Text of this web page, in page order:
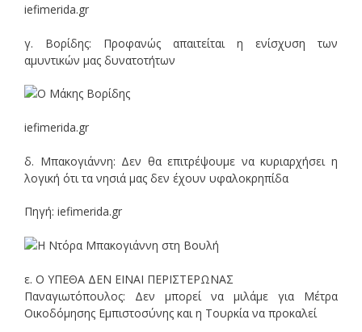
iefimerida.gr
γ. Βορίδης: Προφανώς απαιτείται η ενίσχυση των
αμυντικών μας δυνατοτήτων
iefimerida.gr
δ. Μπακογιάννη: Δεν θα επιτρέψουμε να κυριαρχήσει η
λογική ότι τα νησιά μας δεν έχουν υφαλοκρηπίδα
Πηγή: iefimerida.gr
ε. Ο ΥΠΕΘΑ ΔΕΝ ΕΙΝΑΙ ΠΕΡΙΣΤΕΡΩΝΑΣ
Παναγιωτόπουλος: Δεν μπορεί να μιλάμε για Μέτρα
Οικοδόμησης Εμπιστοσύνης και η Τουρκία να προκαλεί